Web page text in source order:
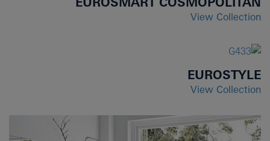
View Collection
EUROSTYLE
View Collection